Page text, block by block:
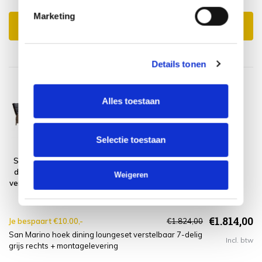
Marketing
Details tonen
Alles toestaan
Selectie toestaan
Weigeren
San Marino hoek
dining loungeset
verstelbaar 7-delig
Montagelevering
- Extra gemak &
Je bespaart €10.00,- €1.824,00 €1.814,00
San Marino hoek dining loungeset verstelbaar 7-delig
grijs rechts + montagelevering
Incl. btw